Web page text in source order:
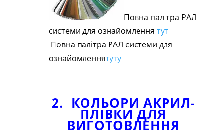
Повна палітра РАЛ
системи для ознайомлення тут
Повна палітра РАЛ системи для
ознайомленнятуту
2. КОЛЬОРИ АКРИЛ-
ПЛІВКИ ДЛЯ
ВИГОТОВЛЕННЯ